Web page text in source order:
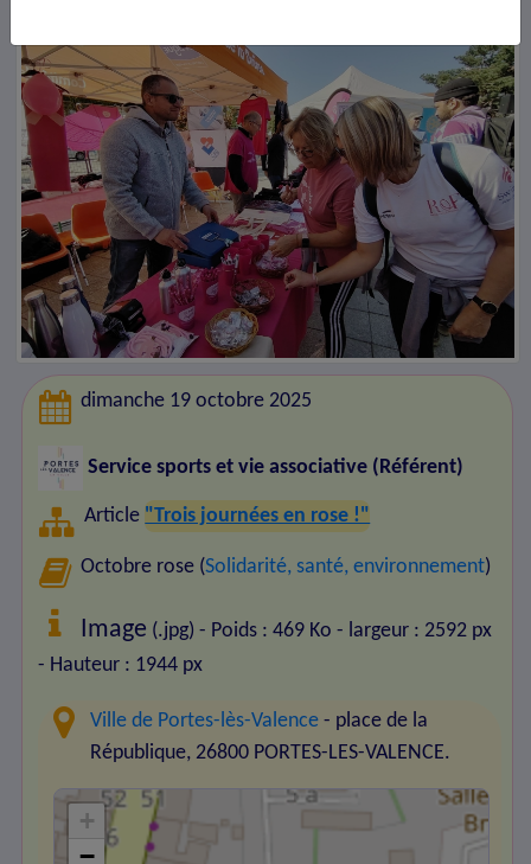
dimanche 19 octobre 2025
Service sports et vie associative (Référent)
Article "Trois journées en rose !"
Octobre rose (Solidarité, santé, environnement)
Image (.jpg) - Poids : 469 Ko - largeur : 2592 px
- Hauteur : 1944 px
Ville de Portes-lès-Valence - place de la
République, 26800 PORTES-LES-VALENCE.
+
−